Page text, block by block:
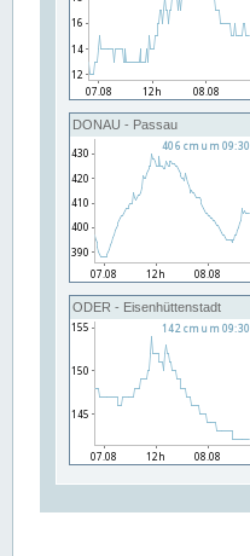
DONAU - Passau
ODER - Eisenhüttenstadt